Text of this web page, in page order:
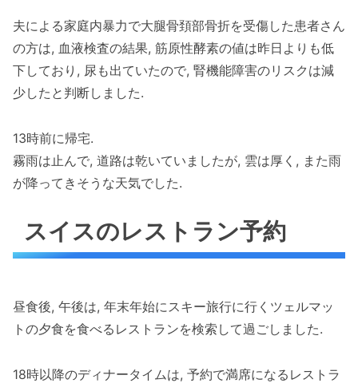
夫による家庭内暴力で大腿骨頚部骨折を受傷した患者さん
の方は, 血液検査の結果, 筋原性酵素の値は昨日よりも低
下しており, 尿も出ていたので, 腎機能障害のリスクは減
少したと判断しました.
13時前に帰宅.
霧雨は止んで, 道路は乾いていましたが, 雲は厚く, また雨
が降ってきそうな天気でした.
スイスのレストラン予約
昼食後, 午後は, 年末年始にスキー旅行に行くツェルマッ
トの夕食を食べるレストランを検索して過ごしました.
18時以降のディナータイムは, 予約で満席になるレストラ